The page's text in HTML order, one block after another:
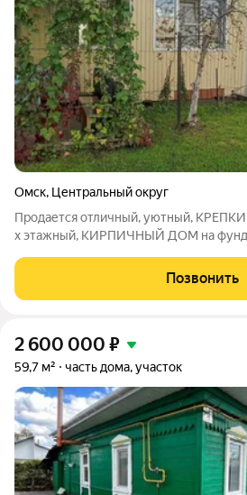
Омск, Центральный округ
Продается отличный, уютный,
х этажный, КИРПИЧНЫЙ ДОМ на
70кв.м, расположенный в
на участке 5,2 соток. На первом этаже
Позвонить
2 600 000 ₽
59,7 м² часть дома, участок